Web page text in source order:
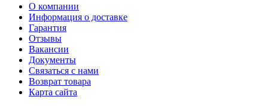
О компании
Информация о доставке
Гарантия
Отзывы
Вакансии
Документы
Связаться с нами
Возврат товара
Карта сайта